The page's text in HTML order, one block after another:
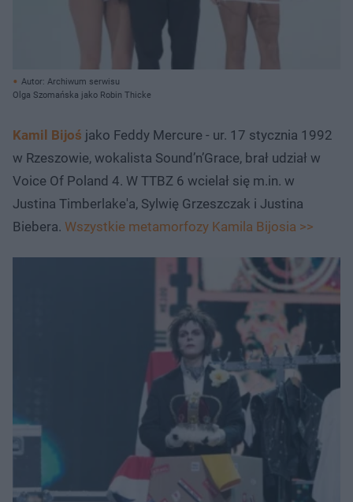
Autor: Archiwum serwisu
Olga Szomańska jako Robin Thicke
Kamil Bijoś jako Feddy Mercure - ur. 17 stycznia 1992
w Rzeszowie, wokalista Sound’n’Grace, brał udział w
Voice Of Poland 4. W TTBZ 6 wcielał się m.in. w
Justina Timberlake'a, Sylwię Grzeszczak i Justina
Biebera. Wszystkie metamorfozy Kamila Bijosia >>